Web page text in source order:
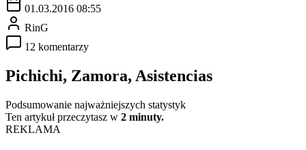
01.03.2016 08:55
RinG
12 komentarzy
Pichichi, Zamora, Asistencias
Podsumowanie najważniejszych statystyk
Ten artykuł przeczytasz w 2 minuty.
REKLAMA